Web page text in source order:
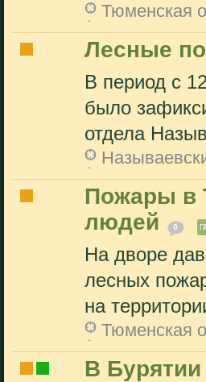
Тюменская
Лесные
В период с
было
отдела
Пожары в
людей
0
На дворе
лесных
на
Тюменская
В